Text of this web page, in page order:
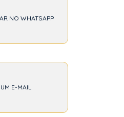
NO WHATSAPP
E-MAIL